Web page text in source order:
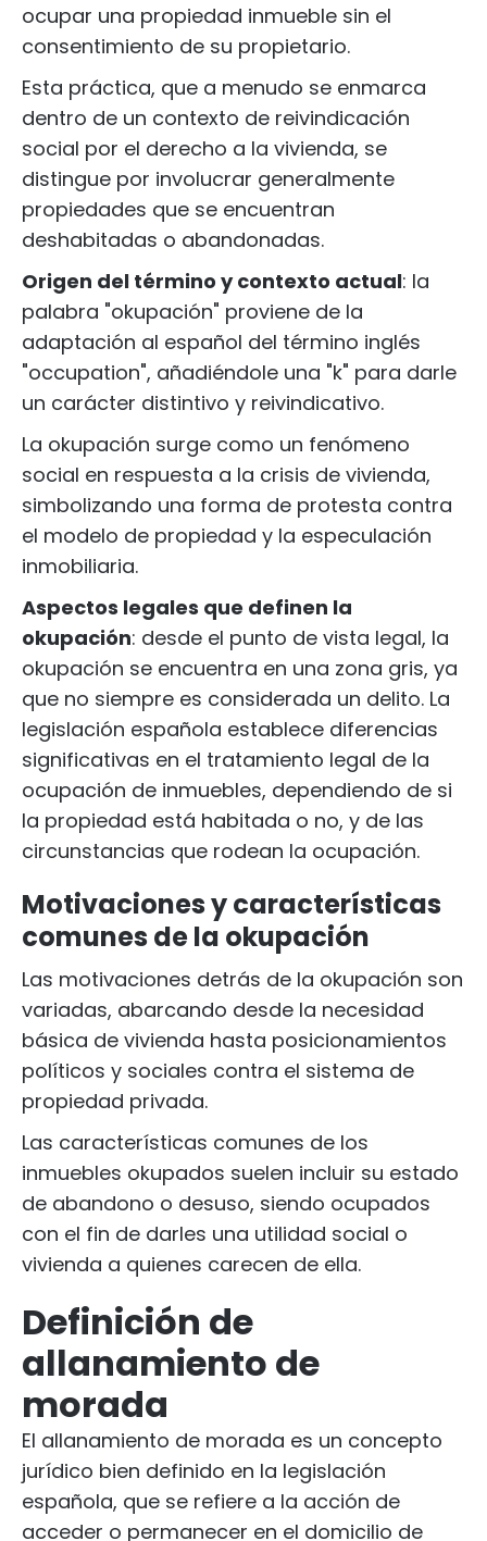
ocupar una propiedad inmueble sin el
consentimiento de su propietario.
Esta práctica, que a menudo se enmarca
dentro de un contexto de reivindicación
social por el derecho a la vivienda, se
distingue por involucrar generalmente
propiedades que se encuentran
deshabitadas o abandonadas.
Origen del término y contexto actual: la
palabra "okupación" proviene de la
adaptación al español del término inglés
"occupation", añadiéndole una "k" para darle
un carácter distintivo y reivindicativo.
La okupación surge como un fenómeno
social en respuesta a la crisis de vivienda,
simbolizando una forma de protesta contra
el modelo de propiedad y la especulación
inmobiliaria.
Aspectos legales que definen la
okupación: desde el punto de vista legal, la
okupación se encuentra en una zona gris, ya
que no siempre es considerada un delito. La
legislación española establece diferencias
significativas en el tratamiento legal de la
ocupación de inmuebles, dependiendo de si
la propiedad está habitada o no, y de las
circunstancias que rodean la ocupación.
Motivaciones y características
comunes de la okupación
Las motivaciones detrás de la okupación son
variadas, abarcando desde la necesidad
básica de vivienda hasta posicionamientos
políticos y sociales contra el sistema de
propiedad privada.
Las características comunes de los
inmuebles okupados suelen incluir su estado
de abandono o desuso, siendo ocupados
con el fin de darles una utilidad social o
vivienda a quienes carecen de ella.
Definición de
allanamiento de
morada
El allanamiento de morada es un concepto
jurídico bien definido en la legislación
española, que se refiere a la acción de
acceder o permanecer en el domicilio de